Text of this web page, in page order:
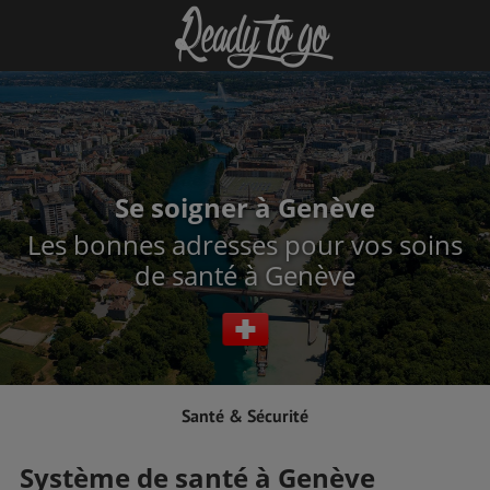
Se soigner à Genève
Les bonnes adresses pour vos soins
de santé à Genève
Santé & Sécurité
Système de santé à Genève